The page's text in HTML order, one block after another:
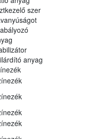
szer
anyag